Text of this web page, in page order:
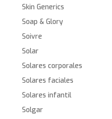
Skin Generics
Soap & Glory
Soivre
Solar
Solares corporales
Solares faciales
Solares infantil
Solgar